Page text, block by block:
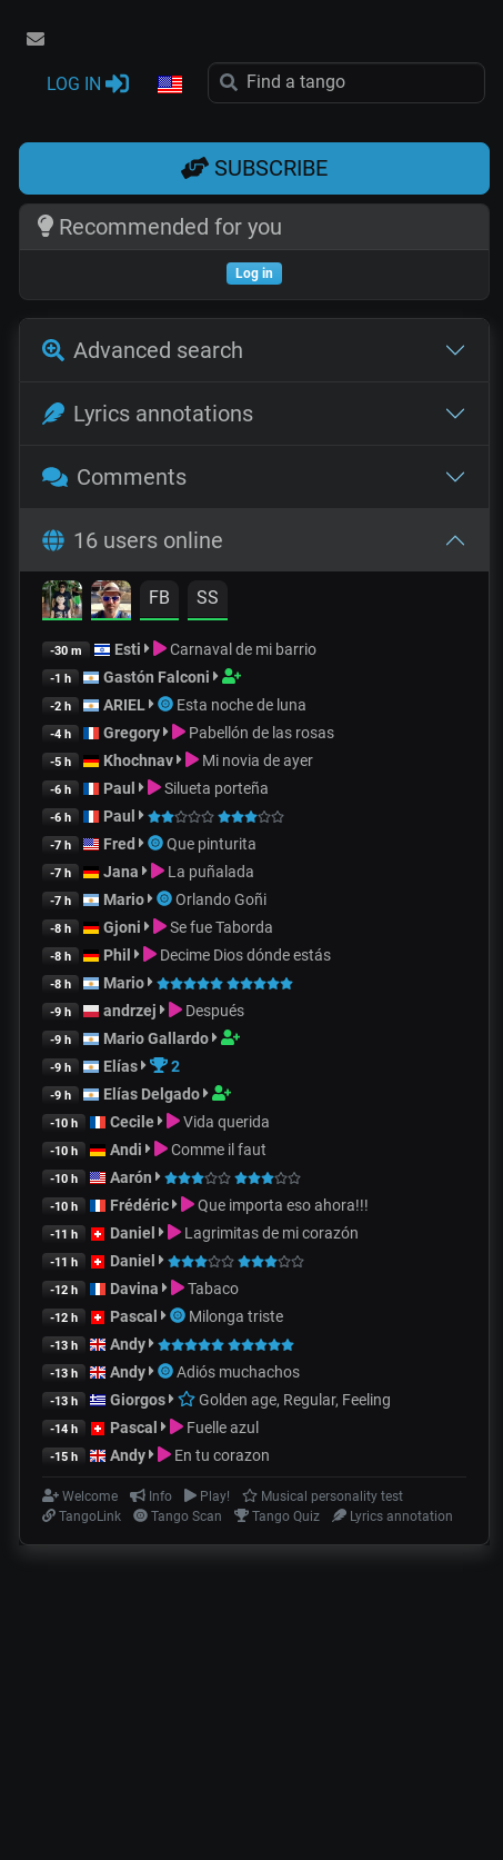
LOG IN
SUBSCRIBE
Recommended for you
Log in
Advanced search
Lyrics annotations
Comments
16 users online
FB SS
-30 m Esti Carnaval de mi barrio
-1 h Gastón Falconi
-2 h ARIEL Esta noche de luna
-4 h Gregory Pabellón de las rosas
-5 h Khochnav Mi novia de ayer
-6 h Paul Silueta porteña
-6 h Paul
-7 h Fred Que pinturita
-7 h Jana La puñalada
-7 h Mario Orlando Goñi
-8 h Gjoni Se fue Taborda
-8 h Phil Decime Dios dónde estás
-8 h Mario
-9 h andrzej Después
-9 h Mario Gallardo
-9 h Elías 2
-9 h Elías Delgado
-10 h Cecile Vida querida
-10 h Andi Comme il faut
-10 h Aarón
-10 h Frédéric Que importa eso ahora!!!
-11 h Daniel Lagrimitas de mi corazón
-11 h Daniel
-12 h Davina Tabaco
-12 h Pascal Milonga triste
-13 h Andy
-13 h Andy Adiós muchachos
-13 h Giorgos Golden age, Regular, Feeling
-14 h Pascal Fuelle azul
-15 h Andy En tu corazon
Welcome Info Play!
Musical personality test
TangoLink
Tango Scan Tango Quiz Lyrics annotation